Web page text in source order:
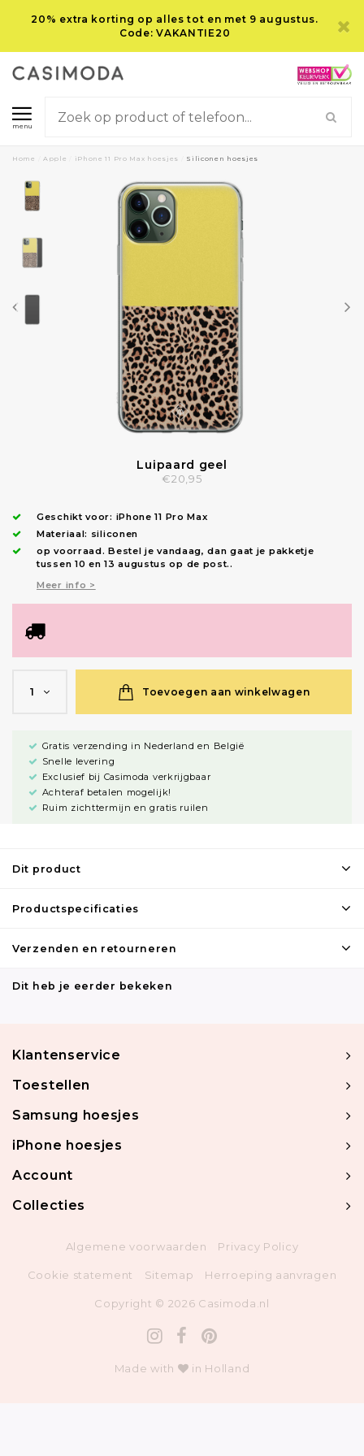
20% extra korting op alles tot en met 9 augustus.
Code: VAKANTIE20
menu
Home Apple iPhone 11 Pro Max hoesjes Siliconen hoesjes
Luipaard geel
€20,95
Geschikt voor: iPhone 11 Pro Max
Materiaal: siliconen
op voorraad.Bestel je vandaag, dan gaat je pakketje
tussen 10 en 13 augustus op de post..
Meer info >
1 Toevoegen aan winkelwagen
Gratis verzending in Nederland en België
Snelle levering
Exclusief bij Casimoda verkrijgbaar
Achteraf betalen mogelijk!
Ruim zichttermijn en gratis ruilen
Dit product
Productspecificaties
Verzenden en retourneren
Dit heb je eerder bekeken
Klantenservice
Toestellen
Samsung hoesjes
iPhone hoesjes
Account
Collecties
Algemene voorwaarden Privacy Policy
Cookie statement Sitemap Herroeping aanvragen
Copyright © 2026 Casimoda.nl
Made with in Holland